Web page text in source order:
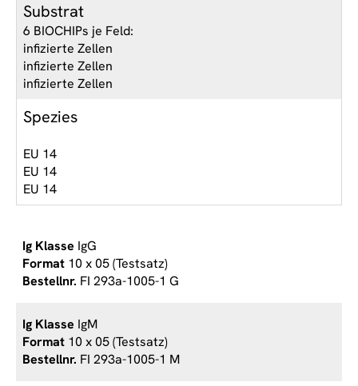
Substrat
6 BIOCHIPs je Feld:
infizierte Zellen
infizierte Zellen
infizierte Zellen
Spezies
EU 14
EU 14
EU 14
IgG
10 x 05 (Testsatz)
FI 293a-1005-1 G
IgM
10 x 05 (Testsatz)
FI 293a-1005-1 M